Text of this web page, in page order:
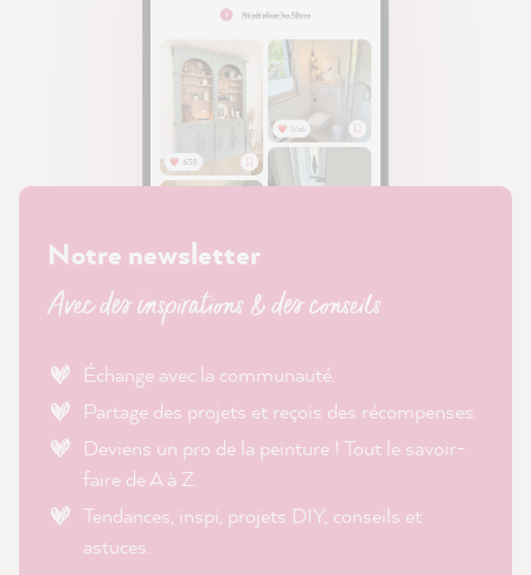
Notre newsletter
Avec des inspirations & des conseils
Échange avec la communauté.
Partage des projets et reçois des récompenses.
Deviens un pro de la peinture ! Tout le savoir-
faire de A à Z.
Tendances, inspi, projets DIY, conseils et
astuces.